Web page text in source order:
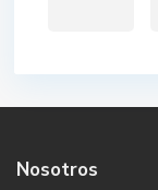
Nosotros